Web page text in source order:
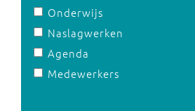
Onderwijs
Naslagwerken
Agenda
Medewerkers